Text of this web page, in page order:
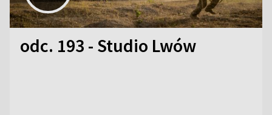
odc. 193 - Studio Lwów